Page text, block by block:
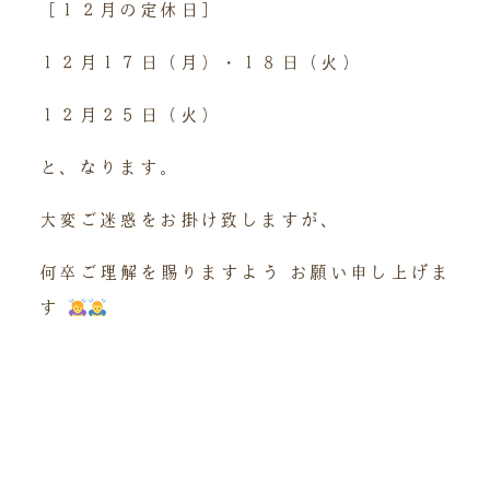
［１２月の定休日］
１２月１７日（月）・１８日（火）
１２月２５日（火）
と、なります。
大変ご迷惑をお掛け致しますが、
何卒ご理解を賜りますよう お願い申し上げま
す